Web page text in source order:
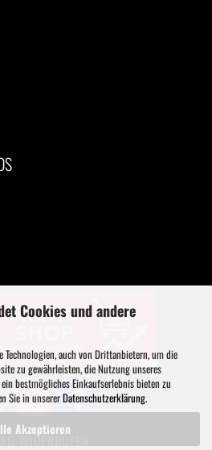
Cookies und andere
auch von Drittanbietern, um die
zu gewährleisten, die Nutzung unseres
bestmögliches Einkaufserlebnis bieten zu
Sie in unsererDatenschutzerklärung.
Akzeptieren
WIDERRUFEN